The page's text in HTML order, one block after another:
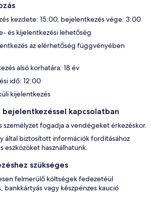
kezdete: 15:00, bejelentkezés vége: 3:00
és kijelentkezési lehetőség
az elérhetőség függvényében
alsó korhatára: 18 év
idő: 12:00
kijelentkezés
bejelentkezéssel kapcsolatban
személyzet fogadja a vendégeket érkezéskor.
által biztosított információk fordításához
eszközöket használhatunk.
szükséges
felmerülő költségek fedezetéül
bankkártyás vagy készpénzes kaució